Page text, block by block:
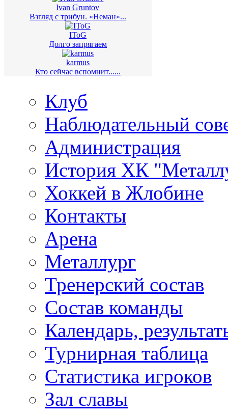
Ivan Gruntov
Взгляд с трибун. «Неман»...
IToG
Долго запрягаем
karmus
Кто сейчас вспомнит......
Клуб
Наблюдательный
Администрация
История ХК
Хоккей в Жлобине
Контакты
Арена
Металлург
Тренерский состав
Состав команды
Календарь,
Турнирная таблица
Статистика игроков
Зал славы